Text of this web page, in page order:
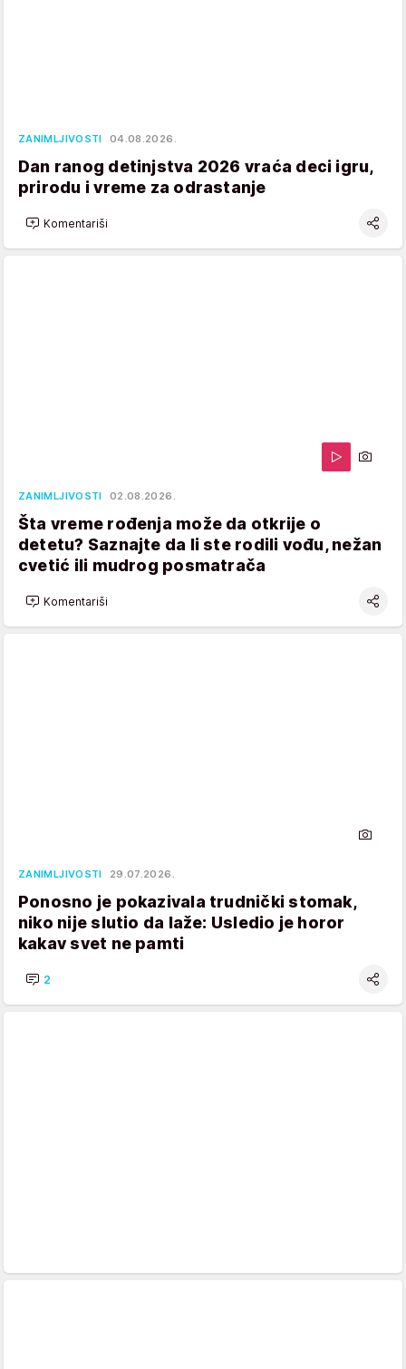
ZANIMLJIVOSTI 04.08.2026.
Dan ranog detinjstva 2026 vraća deci igru,
prirodu i vreme za odrastanje
Komentariši
ZANIMLJIVOSTI 02.08.2026.
Šta vreme rođenja može da otkrije o
detetu? Saznajte da li ste rodili vođu, nežan
cvetić ili mudrog posmatrača
Komentariši
ZANIMLJIVOSTI 29.07.2026.
Ponosno je pokazivala trudnički stomak,
niko nije slutio da laže: Usledio je horor
kakav svet ne pamti
2